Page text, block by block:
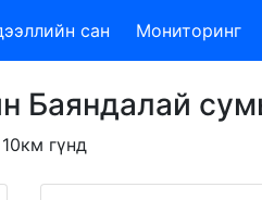
сан Мониторинг
Баяндалай
гүнд